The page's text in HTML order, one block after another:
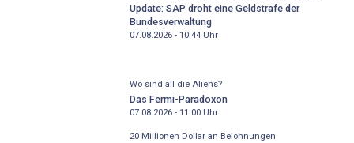
Update: SAP droht eine Geldstrafe der
Bundesverwaltung
07.08.2026 - 10:44Uhr
Wo sind all die Aliens?
Das Fermi-Paradoxon
07.08.2026 - 11:00Uhr
20 Millionen Dollar an Belohnungen